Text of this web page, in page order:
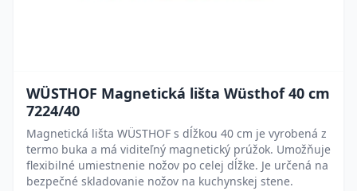
WÜSTHOF Magnetická lišta Wüsthof 40 cm
7224/40
Magnetická lišta WÜSTHOF s dĺžkou 40 cm je vyrobená z
termo buka a má viditeľný magnetický prúžok. Umožňuje
flexibilné umiestnenie nožov po celej dĺžke. Je určená na
bezpečné skladovanie nožov na kuchynskej stene.